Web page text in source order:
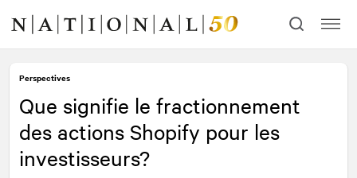
contenu
navigation
Perspectives
Que signifie le fractionnement
des actions Shopify pour les
investisseurs?